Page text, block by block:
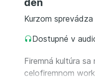
deň
Kurzom sprevádza
Dostupné v
Firemná kultúra
celofiremnom